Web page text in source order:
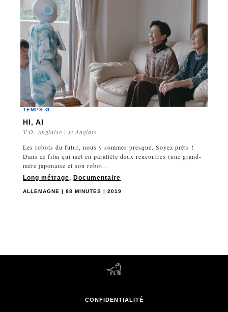
TEMPS Ø
HI, AI
V.O. Anglaise | st Anglais
Les robots du futur, nous y sommes presque. Soyez prêts !
Dans ce film qui met en parallèle deux rencontres (une grand-
mère japonaise et son robot...
Long métrage,Documentaire
ALLEMAGNE | 88 MINUTES | 2019
CONFIDENTIALITÉ